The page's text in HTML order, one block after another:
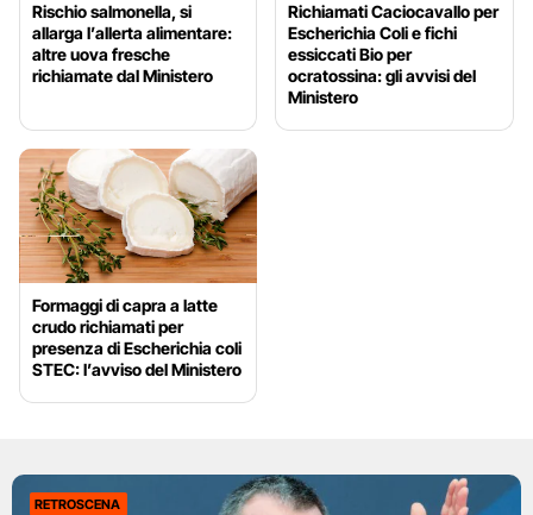
Rischio salmonella, si
allarga l’allerta alimentare:
altre uova fresche
richiamate dal Ministero
Richiamati Caciocavallo per
Escherichia Coli e fichi
essiccati Bio per
ocratossina: gli avvisi del
Ministero
Formaggi di capra a latte
crudo richiamati per
presenza di Escherichia coli
STEC: l’avviso del Ministero
RETROSCENA